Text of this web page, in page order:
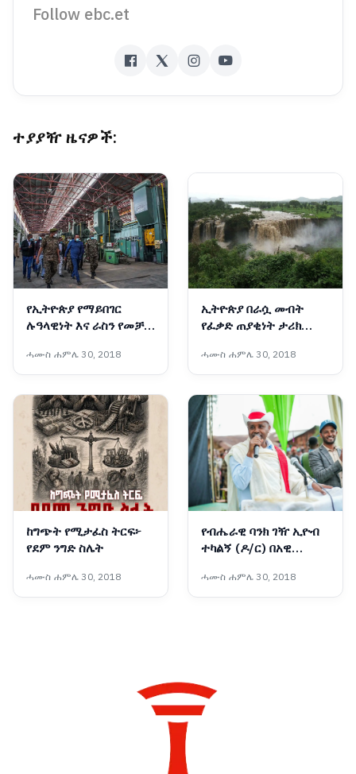
Follow ebc.et
ተያያዥ ዜናዎች:
የኢትዮጵያ የማይበገር
ሉዓላዊነት እና ራስን የመቻል
ሓሙስ ሐምሌ 30, 2018
ኢትዮጵያ በራሷ መብት
የፈቃድ ጠያቂነት ታሪክ
ሓሙስ ሐምሌ 30, 2018
ከግጭት የሚታፈስ ትርፍ፦
የደም ንግድ ስሌት
ሓሙስ ሐምሌ 30, 2018
የብሔራዊ ባንክ ገዥ ኢዮብ
ተካልኝ (ዶ/ር) በአዊ
የገጠር ኮሪደር ልማት ሥራን
አስጀመሩ
ሓሙስ ሐምሌ 30, 2018